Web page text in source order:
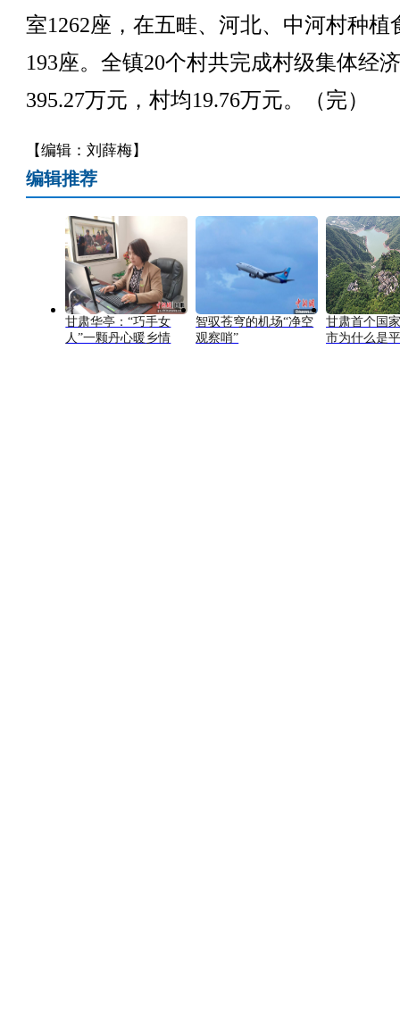
室1262座，在五畦、河北、中河村种植
193座。全镇20个村共完成村级集体经
395.27万元，村均19.76万元。（完）
【编辑：刘薛梅】
编辑推荐
甘肃华亭：“巧手女
人”一颗丹心暖乡情
智驭苍穹的机场“净空
观察哨”
甘肃首个国
市为什么是